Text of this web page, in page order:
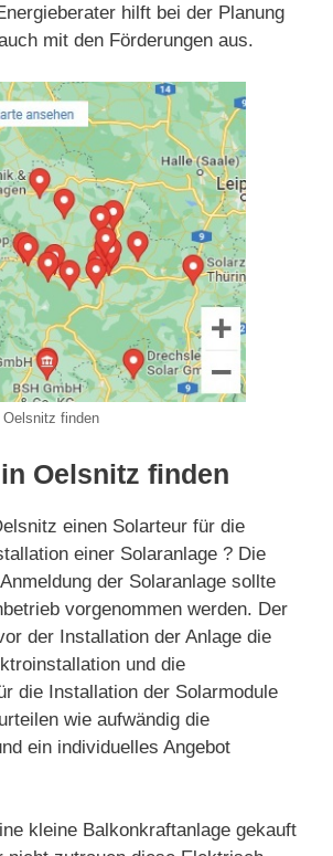
hilft bei der Planung
mit den Förderungen aus.
finden
Oelsnitz finden
einen Solarteur für die
einer Solaranlage ? Die
der Solaranlage sollte
vorgenommen werden. Der
der Installation der Anlage die
und die
die Installation der Solarmodule
wie aufwändig die
ein individuelles Angebot
kleine Balkonkraftanlage gekauft